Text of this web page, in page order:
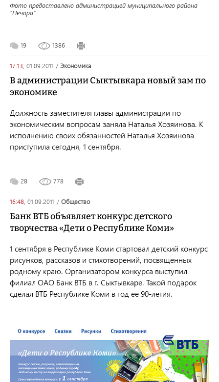
Фото предоставлено администрацией муниципального района
"Печора"
19 1386
17:13, 01.09.2011 / экономика
В администрации Сыктывкара новый зам по
экономике
Должность заместителя главы администрации по
экономическим вопросам заняла Наталья Хозяинова. К
исполнению своих обязанностей Наталья Хозяинова
приступила сегодня, 1 сентября.
28 778
16:48, 01.09.2011 / общество
Банк ВТБ объявляет конкурс детского
творчества «Дети о Республике Коми»
1 сентября в Республике Коми стартовал детский конкурс
рисунков, рассказов и стихотворений, посвященных
родному краю. Организатором конкурса выступил
филиал ОАО Банк ВТБ в г. Сыктывкаре. Такой подарок
сделал ВТБ Республике Коми в год ее 90-летия.